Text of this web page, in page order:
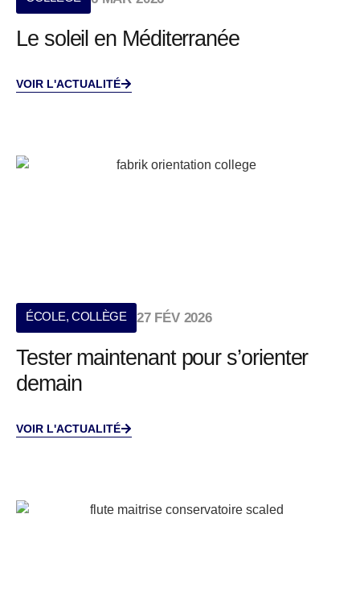
Le soleil en Méditerranée
VOIR L'ACTUALITÉ
ÉCOLE, COLLÈGE 27 FÉV 2026
Tester maintenant pour s’orienter
demain
VOIR L'ACTUALITÉ